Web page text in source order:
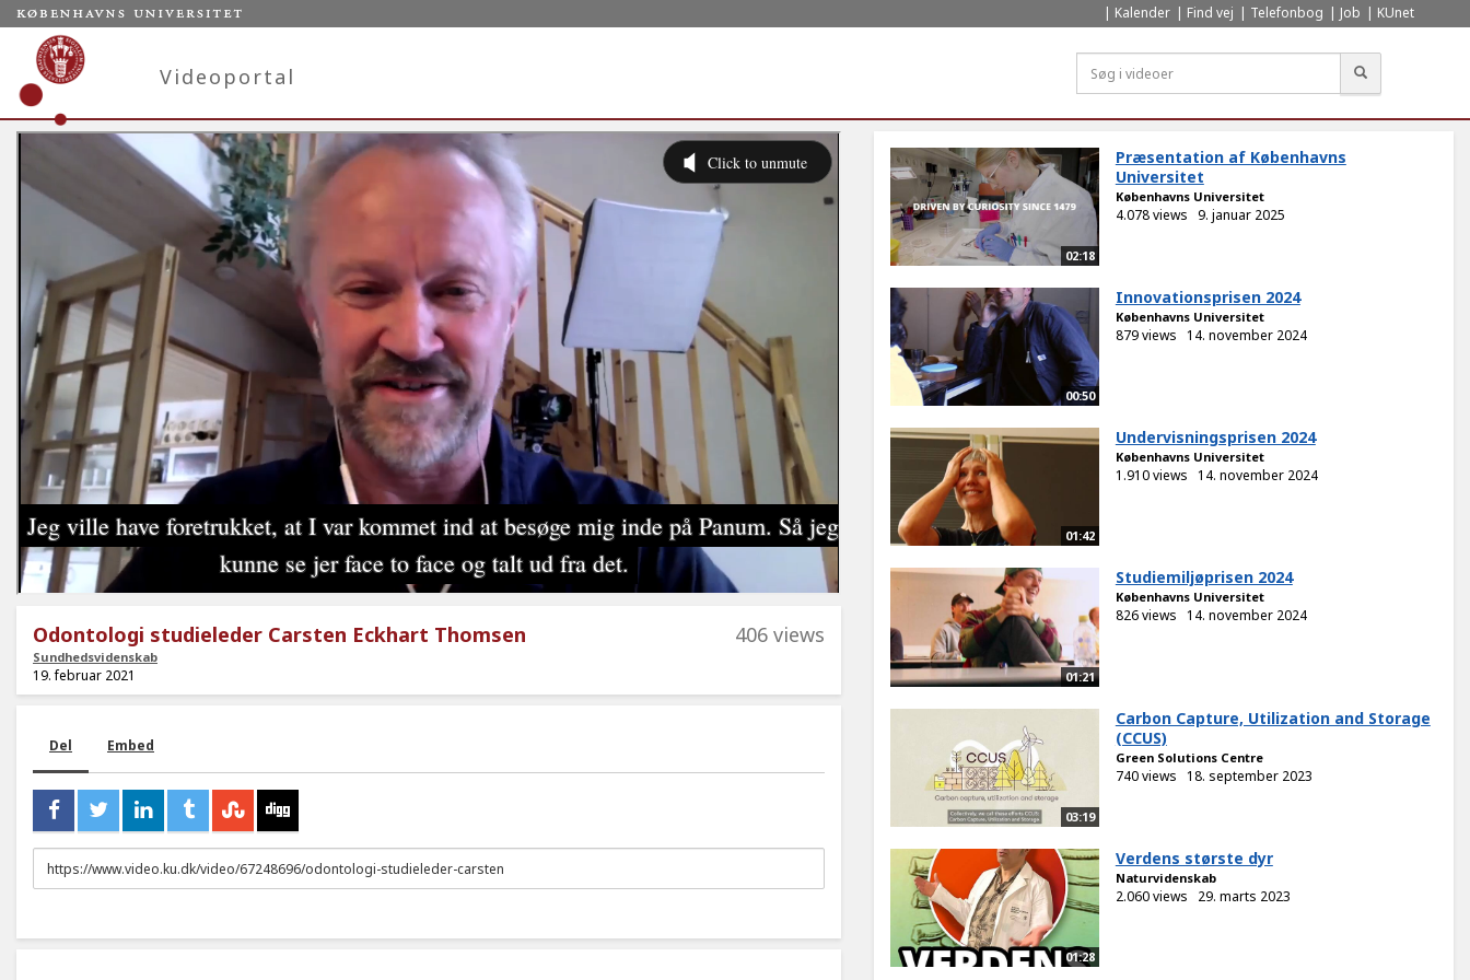
Kalender Find vej Telefonbog Job KUnet
Videoportal
Odontologi studieleder Carsten Eckhart Thomsen
Sundhedsvidenskab
406 views
19. februar 2021
Del Embed
URL
to
02:18
Præsentation af Københavns
Universitet
Københavns Universitet
4.078 views 9. januar 2025
00:50
Innovationsprisen 2024
Københavns Universitet
879 views 14. november 2024
01:42
Undervisningsprisen 2024
Københavns Universitet
1.910 views 14. november 2024
01:21
Studiemiljøprisen 2024
Københavns Universitet
826 views 14. november 2024
03:19
Carbon Capture, Utilization and Storage
(CCUS)
Green Solutions Centre
740 views 18. september 2023
01:28
Verdens største dyr
Naturvidenskab
2.060 views 29. marts 2023